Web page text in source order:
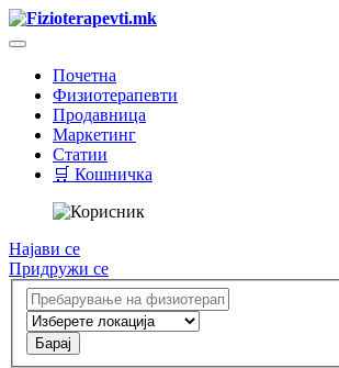
Почетна
Физиотерапевти
Продавница
Маркетинг
Статии
🛒 Кошничка
Најави се
Придружи се